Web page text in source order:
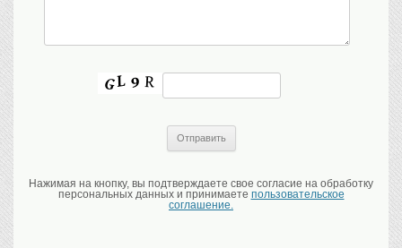
Нажимая на кнопку, вы подтверждаете свое согласие на обработку
персональных данных и принимаете пользовательское
соглашение.